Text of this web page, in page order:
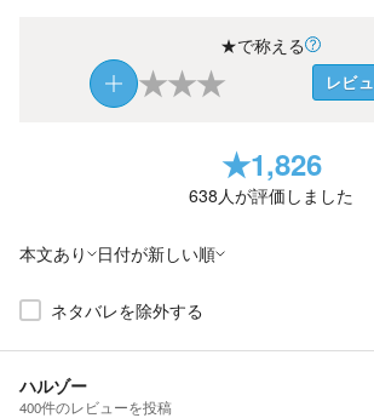
★で称える
★★★ レビ
★1,826
638人が評価しました
本文あり 日付が新しい順
ネタバレを除外する
ハルゾー
400件のレビューを投稿